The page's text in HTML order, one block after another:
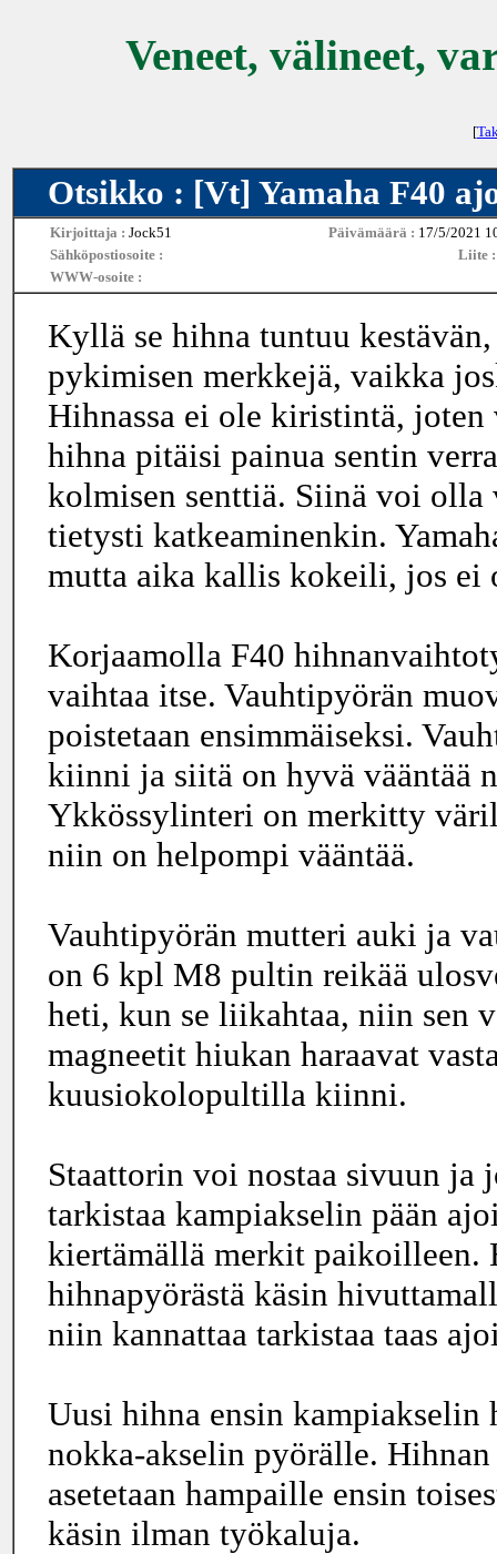
Veneet, välineet,
[
Otsikko : [Vt] Yamaha F40
Kirjoittaja : Jock51 Päivämäärä : 17/5/2021
Sähköpostiosoite :
Liite
WWW-osoite :
Kyllä se hihna tuntuu
pykimisen merkkejä, vaikka
Hihnassa ei ole kiristintä,
hihna pitäisi painua sentin
kolmisen senttiä. Siinä voi olla
tietysti katkeaminenkin.
mutta aika kallis kokeili, jos ei
Korjaamolla F40
vaihtaa itse. Vauhtipyörän
poistetaan ensimmäiseksi.
kiinni ja siitä on hyvä vääntää
Ykkössylinteri on merkitty
niin on helpompi vääntää.
Vauhtipyörän mutteri auki ja
on 6 kpl M8 pultin reikää
heti, kun se liikahtaa, niin sen
magneetit hiukan haraavat
kuusiokolopultilla kiinni.
Staattorin voi nostaa sivuun
tarkistaa kampiakselin pään
kiertämällä merkit paikoilleen.
hihnapyörästä käsin
niin kannattaa tarkistaa taas
Uusi hihna ensin
nokka-akselin pyörälle.
asetetaan hampaille ensin
käsin ilman työkaluja.